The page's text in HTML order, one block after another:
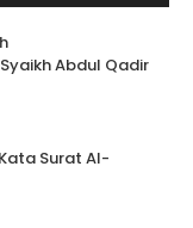
Abdul Qadir
Surat Al-